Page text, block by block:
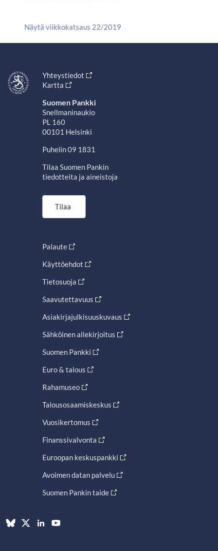
Näytä viikkokatsaus 22/2019
Yhteystiedot
Kartta
Suomen Pankki
Snellmaninaukio
PL 160
00101 Helsinki
Puhelin 09 1831
Tilaa Suomen Pankin
tiedotteita ja aineistoja
Tilaa
Palaute
Käyttöehdot
Tietosuoja
Saavutettavuus
Asiakirjajulkisuuskuvaus
Sähköinen allekirjoitus
Suomen Pankki
Euro & talous
Rahamuseo
Talousosaamiskeskus
Vuosikertomus
Finanssivalvonta
Euroopan keskuspankki
Avoimen datan palvelu
Suomen Pankin taide